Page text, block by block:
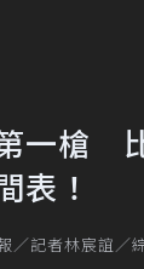
一槍
表！
／記者林宸誼／